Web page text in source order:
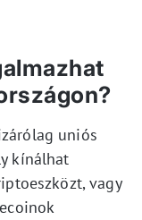
uniós
kínálhat
vagy